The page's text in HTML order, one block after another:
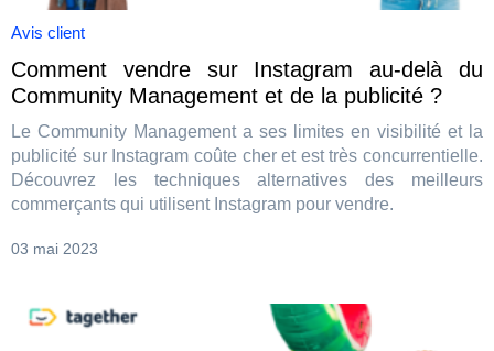
Avis client
Comment vendre sur Instagram au-delà du
Community Management et de la publicité ?
Le Community Management a ses limites en visibilité et la
publicité sur Instagram coûte cher et est très concurrentielle.
Découvrez les techniques alternatives des meilleurs
commerçants qui utilisent Instagram pour vendre.
03 mai 2023